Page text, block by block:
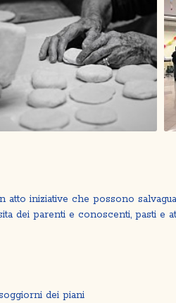
iniziative che possono
dei parenti e conoscenti, pasti e
dei piani